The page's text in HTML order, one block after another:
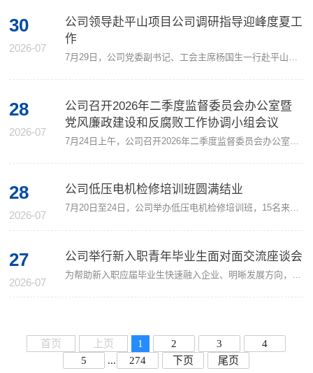
30
2026-07
公司领导赴平山项目公司调研指导迎峰度夏工
作
7月29日，公司党委副书记、工会主席杨国生一行赴平山项目公司调研指导迎峰度夏安全生产工作，并慰问坚守生产一线的干部职工。调研期间，杨国生一行先后深入翻车机卸煤区域、检修作业现场、化学运行程控室等一线关键岗位，实地察看生产运行、设备运维、安全管控等各项工作落实成效，详细了解迎峰度夏期间机组保供排班、人员值守配置、防暑降温保障等情况。每到一处，杨国生都与现场员工深入交流，关切询问大家的工作强度与身体状态，...
28
2026-07
公司召开2026年二季度监督委员会办公室暨
党风廉政建设和反腐败工作协调小组会议
28
2026-07
公司低压电机检修培训班圆满结业
7月20日至24日，公司举办低压电机检修培训班，15名来自各项目部的电气检修人员全部通过实操考核，圆满结业。本次培训聚焦低压电机检修痛点难点，以理论夯实基础、实操锤炼本领，多措并举打造特色技能课堂，培训成效显著。 课程内容紧贴电厂运维实际，摒弃晦涩难懂的纯学术内容，重点围绕三相异步电机结构、轴承养护、设备异响、绝缘损坏、扫膛等常见故障处置、标准化检修流程开展教学；实操环节全覆盖工具规范使用、轴承拆装测量、油脂加注、...
27
2026-07
公司举行新入职青年毕业生面对面交流座谈会
为帮助新入职应届毕业生快速融入企业、明晰发展方向，筑牢青年职工成长根基，7月23日下午，公司领导杨国生、周治才、曹一飞与全体新入职青年毕业生面对面交流，共话成长、共谈发展。座谈交流会现场气氛活跃。新入职员工依次自我介绍，分享入职感悟，结合自身专业、培训所学与未来发展，围绕安全生产经营、职业发展生活等内容畅谈见解、积极提问，展现了积极向上的精神风貌。公司领导结合企业“十五五”战略布局、主营业务、产业布局与个人成长经历等与大家深入交流、...
首页 上页 1 2 3
4
5
... 274 下页 尾页